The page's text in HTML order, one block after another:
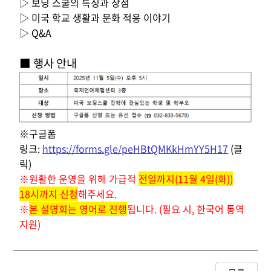
▷ 미국 학교 생활과 문화 적응 이야기
▷ Q&A
■행사 안내
※구글폼
링크: https://forms.gle/peHBtQMKkHmYY5H17 (클
릭)
※원활한 운영을 위해 가급적 전일까지(11월 4일(화))
18시까지 신청해주세요.
※본 설명회는 영어로 진행됩니다. (필요 시, 한국어 통역
지원)